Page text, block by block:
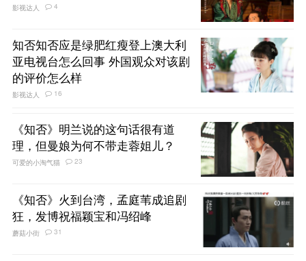
影视达人 4
知否知否应是绿肥红瘦登上澳大利
亚电视台怎么回事 外国观众对该剧
的评价怎么样
影视达人 16
《知否》明兰说的这句话很有道
理，但曼娘为何不带走蓉姐儿？
可爱的小淘气猫 23
《知否》火到台湾，孟庭苇成追剧
狂，发博祝福颖宝和冯绍峰
蘑菇小街 31